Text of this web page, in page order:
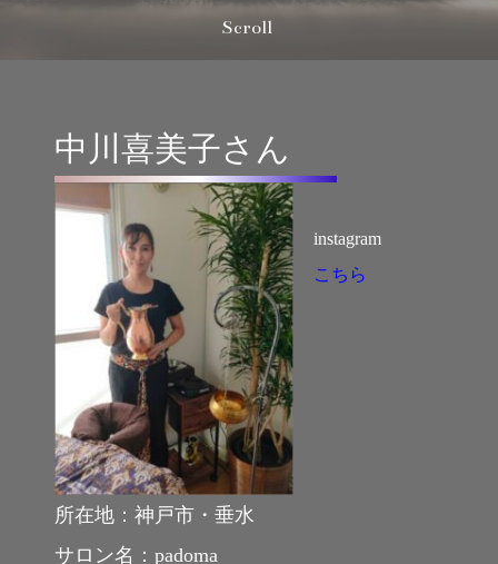
Scroll
中川喜美子さん
instagram
こちら
所在地：神戸市・垂水
サロン名：padoma